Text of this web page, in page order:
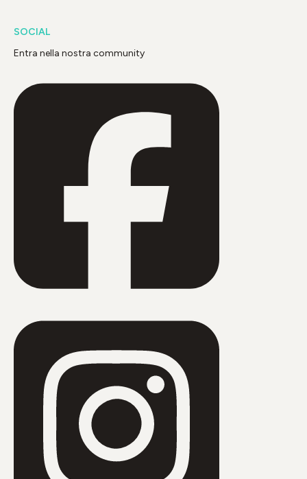
SOCIAL
Entra nella nostra community